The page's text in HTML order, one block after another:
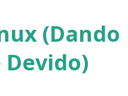
mais de 70.000 e
queria
mas como sei que
(Dando